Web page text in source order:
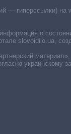
— гиперссылки) на
о
slovoidilo.ua,
украинскому